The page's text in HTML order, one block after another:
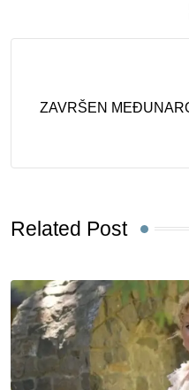
ZAVRŠEN
Related Post